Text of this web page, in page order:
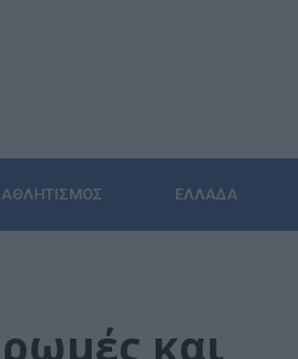
ΑΘΛΗΤΙΣΜΌΣ ΕΛΛΆΔΑ
και